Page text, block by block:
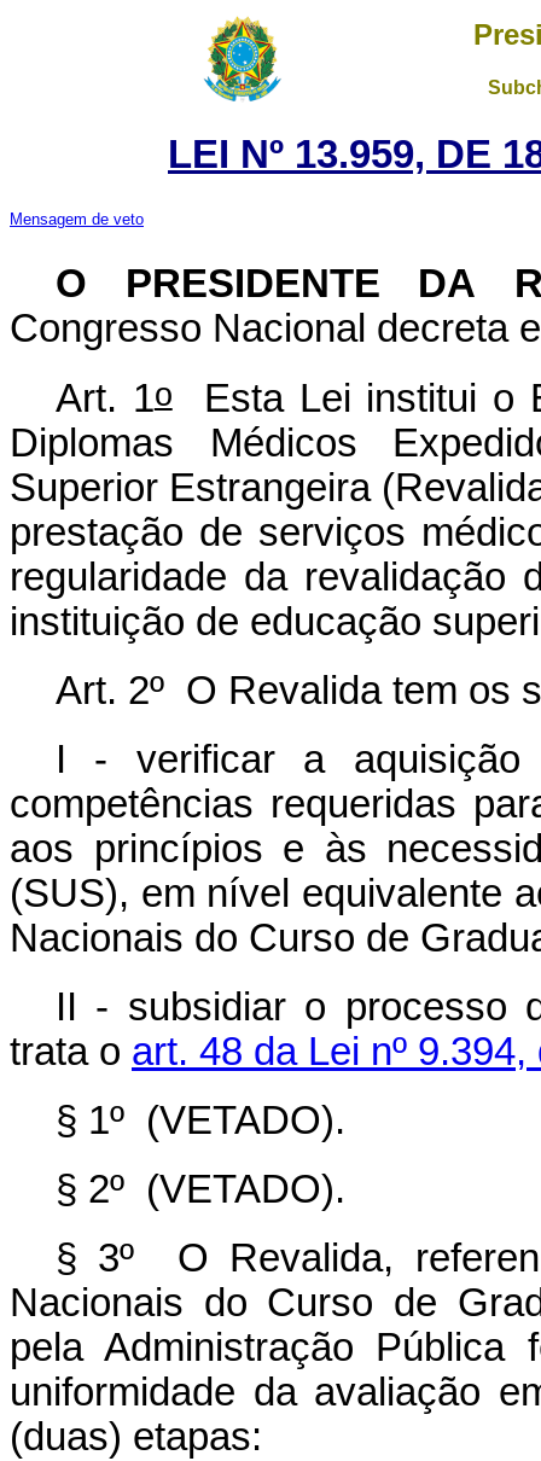
LEI Nº 13.959, DE
Mensagem de veto
O PRESIDENTE DA
Congresso Nacional decreta
Art. 1oEsta Lei institui o
Diplomas Médicos
Superior Estrangeira
prestação de serviços
regularidade da revalidação
instituição de educação
Art. 2º O Revalida tem os
I - verificar a aquisição
competências requeridas
aos princípios e às
(SUS), em nível equivalente
Nacionais do Curso de
II - subsidiar o processo
trata o art. 48 da Lei nº
§ 1º (VETADO).
§ 2º (VETADO).
§ 3º O Revalida,
Nacionais do Curso de
pela Administração Pública
uniformidade da avaliação
(duas) etapas: